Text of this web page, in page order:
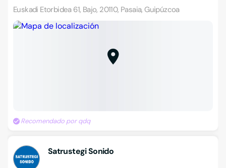
Euskadi Etorbidea 61, Bajo, 20110, Pasaia, Guipúzcoa
Recomendado por qdq
Satrustegi Sonido